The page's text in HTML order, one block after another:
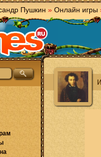
Пушкин » Онлайн игры